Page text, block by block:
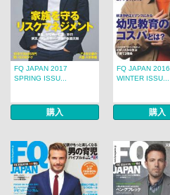
FQ JAPAN 2017
SPRING ISSU...
購入
FQ JAPAN 2016
WINTER ISSU...
購入